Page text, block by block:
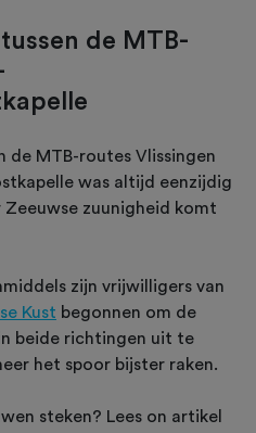
de MTB-
de MTB-routes Vlissingen
was altijd eenzijdig
zuunigheid komt
zijn vrijwilligers van
Kust begonnen om de
beide richtingen uit te
het spoor bijster raken.
steken? Lees on artikel